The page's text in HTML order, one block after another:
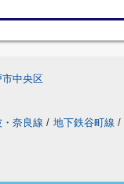
市中央区
奈良線 / 地下鉄谷町線 /